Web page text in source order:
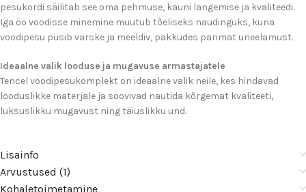
pesukordi säilitab see oma pehmuse, kauni langemise ja kvaliteedi.
Iga öö voodisse minemine muutub tõeliseks naudinguks, kuna
voodipesu püsib värske ja meeldiv, pakkudes parimat uneelamust.
Ideaalne valik looduse ja mugavuse armastajatele
Tencel voodipesukomplekt on ideaalne valik neile, kes hindavad
looduslikke materjale ja soovivad nautida kõrgemat kvaliteeti,
luksuslikku mugavust ning täiuslikku und.
Lisainfo
Arvustused (1)
Kohaletoimetamine